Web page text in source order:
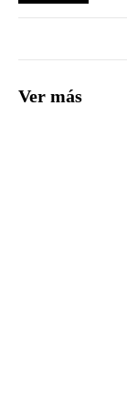
Ver más